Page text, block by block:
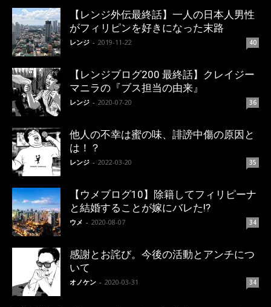
【レンジ外伝最終話】一人の日本人男性
がフィリピンを好きになった末路
レンジ - 2019-11-22 40
【レンジブログ200 最終話】クレイジー
マニラの『ブス担当の由来』
レンジ - 2020-07-20 36
他人の不幸は蜜の味、誹謗中傷の原因と
は！？
レンジ - 2022-03-20 35
【ウメブログ10】除籍してフィリピーナ
と結婚することが嫁にバレた!?
ウメ - 2020-08-07 34
感謝とお詫び。今後の活動とアンチにつ
いて
オノケン - 2020-03-31 34